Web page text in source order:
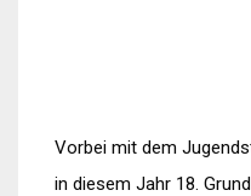
Vorbei mit dem
in diesem Jahr 18.